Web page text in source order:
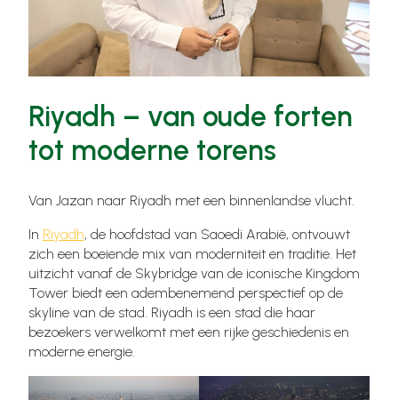
Riyadh – van oude forten
tot moderne torens
Van Jazan naar Riyadh met een binnenlandse vlucht.
In Riyadh, de hoofdstad van Saoedi Arabië, ontvouwt
zich een boeiende mix van moderniteit en traditie. Het
uitzicht vanaf de Skybridge van de iconische Kingdom
Tower biedt een adembenemend perspectief op de
skyline van de stad. Riyadh is een stad die haar
bezoekers verwelkomt met een rijke geschiedenis en
moderne energie.